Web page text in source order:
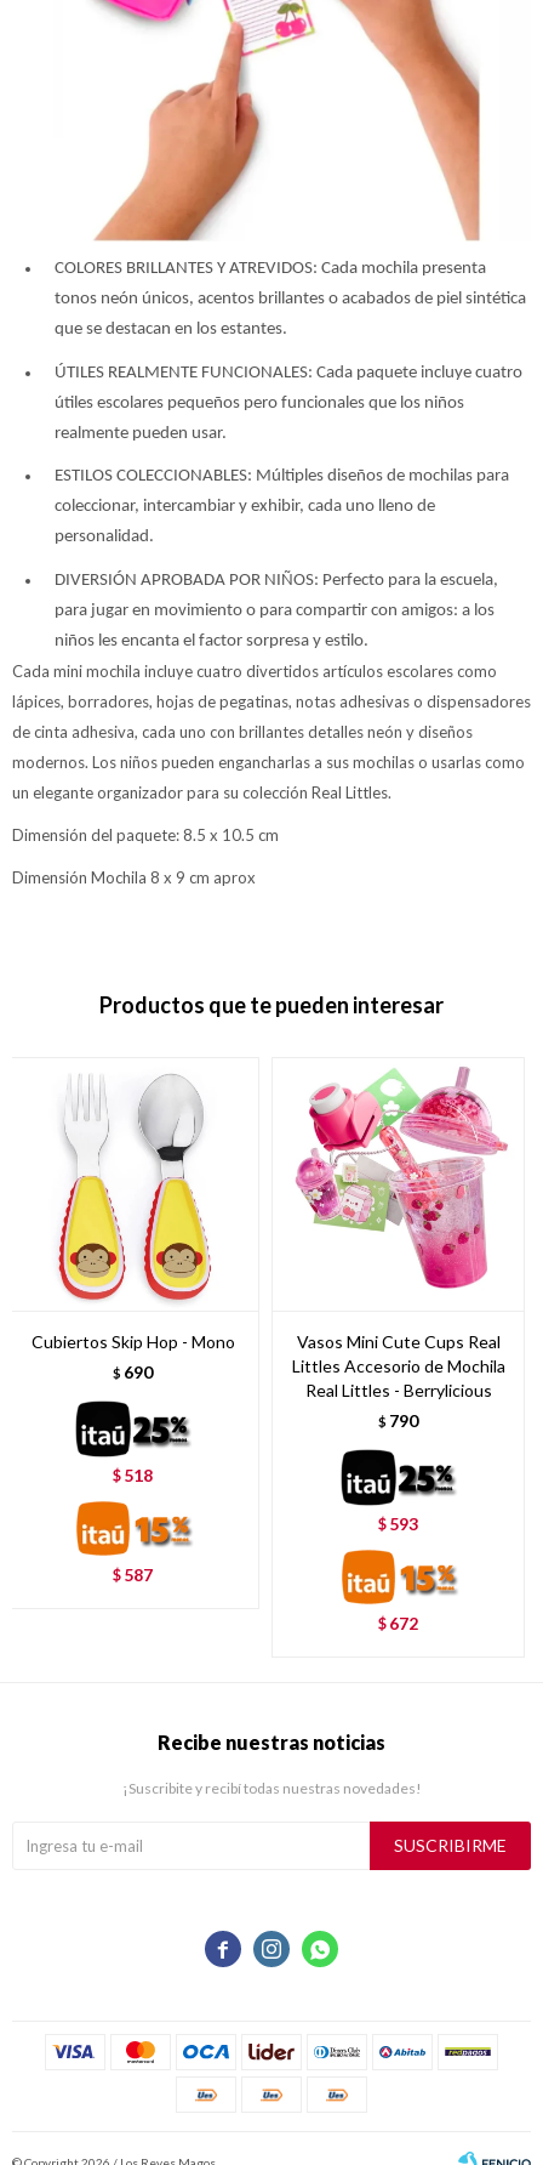
COLORES BRILLANTES Y ATREVIDOS: Cada mochila presenta
tonos neón únicos, acentos brillantes o acabados de piel sintética
que se destacan en los estantes.
ÚTILES REALMENTE FUNCIONALES: Cada paquete incluye cuatro
útiles escolares pequeños pero funcionales que los niños
realmente pueden usar.
ESTILOS COLECCIONABLES: Múltiples diseños de mochilas para
coleccionar, intercambiar y exhibir, cada uno lleno de
personalidad.
DIVERSIÓN APROBADA POR NIÑOS: Perfecto para la escuela,
para jugar en movimiento o para compartir con amigos: a los
niños les encanta el factor sorpresa y estilo.
Cada mini mochila incluye cuatro divertidos artículos escolares como
lápices, borradores, hojas de pegatinas, notas adhesivas o dispensadores
de cinta adhesiva, cada uno con brillantes detalles neón y diseños
modernos. Los niños pueden engancharlas a sus mochilas o usarlas como
un elegante organizador para su colección Real Littles.
Dimensión del paquete: 8.5 x 10.5 cm
Dimensión Mochila 8 x 9 cm aprox
Productos que te pueden interesar
Cubiertos Skip Hop - Mono
$ 690
$ 518
$ 587
Vasos Mini Cute Cups Real
Littles Accesorio de Mochila
Real Littles - Berrylicious
$ 790
$ 593
$ 672
  
Recibe nuestras noticias
¡Suscribite y recibí todas nuestras novedades!
SUSCRIBIRME